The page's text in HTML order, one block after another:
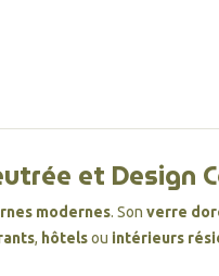
et Design
modernes. Son verre
, hôtelsou intérieurs